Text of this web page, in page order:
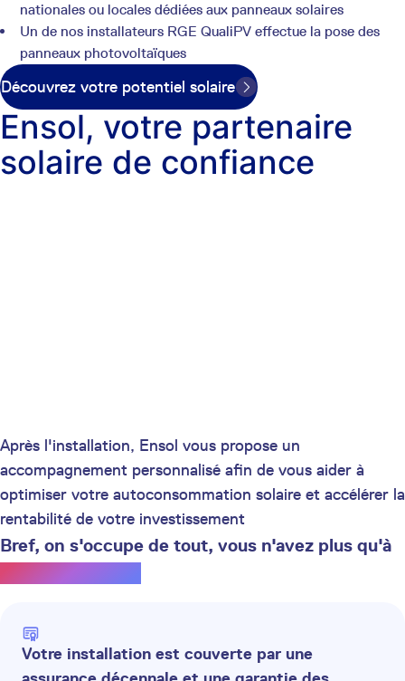
nationales ou locales dédiées aux panneaux solaires
Un de nos installateurs RGE QualiPV effectue la pose des
panneaux photovoltaïques
Découvrez votre potentiel solaire
Ensol, votre partenaire
solaire de confiance
Après l'installation, Ensol vous propose un
accompagnement personnalisé afin de vous aider à
optimiser votre autoconsommation solaire et accélérer la
rentabilité de votre investissement
Bref, on s'occupe de tout, vous n'avez plus qu'à
profiter du soleil.
Votre installation est couverte par une